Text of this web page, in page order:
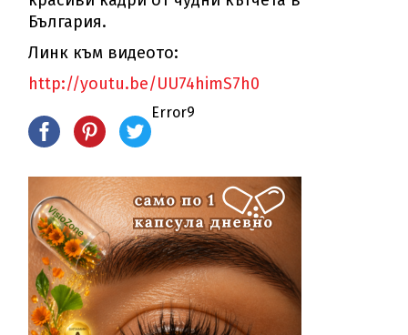
България.
Линк към видеото:
http://youtu.be/UU74himS7h0
Error9